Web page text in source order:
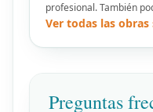
profesional. También
Ver todas las obras
Preguntas